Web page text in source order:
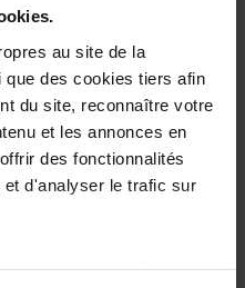
au site de la
des cookies tiers afin
du site, reconnaître votre
et les annonces en
des fonctionnalités
d'analyser le trafic sur
Mar 2027
(dates tbc)